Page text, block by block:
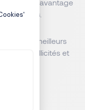
Il réside davantage
que les meilleurs
sollicités et